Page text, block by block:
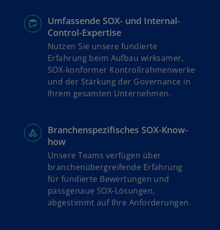
e
i
s
t
e
r
r
e
g
e
ö
f
i
e
r
n
e
u
R
i
s
t
e
r
Umfassende SOX- und Internal-
Control-Expertise
Nutzen Sie unsere fundierte
Erfahrung beim Aufbau wirksamer,
SOX‑konformer Kontrollrahmenwerke
und der Stärkung der Governance in
Ihrem gesamten Unternehmen.
Branchenspezifisches SOX-Know-
how
Unsere Teams verfügen über
branchenübergreifende Erfahrung
für fundierte Bewertungen und
passgenaue SOX‑Lösungen,
abgestimmt auf Ihre Anforderungen.